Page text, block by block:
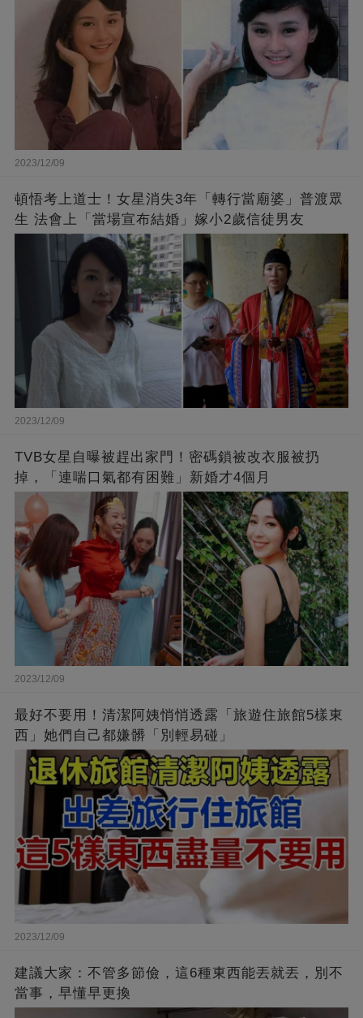
2023/12/09
頓悟考上道士！女星消失3年「轉行當廟婆」普渡眾
生 法會上「當場宣布結婚」嫁小2歲信徒男友
2023/12/09
TVB女星自曝被趕出家門！密碼鎖被改衣服被扔
掉，「連喘口氣都有困難」新婚才4個月
2023/12/09
最好不要用！清潔阿姨悄悄透露「旅遊住旅館5樣東
西」她們自己都嫌髒「別輕易碰」
2023/12/09
建議大家：不管多節儉，這6種東西能丟就丟，別不
當事，早懂早更換